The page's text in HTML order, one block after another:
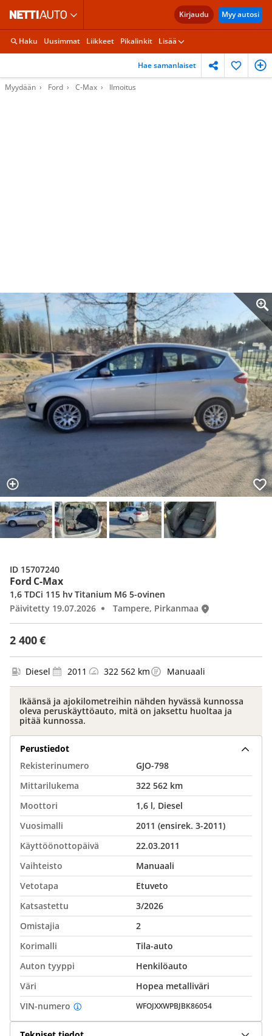
Kirjaudu Myy autosi
Haku Uusimmat Liikkeet Pikalinkit Lisää
Hae samanlaiset
Myydään Ford C-Max Ilmoitus
Ford C-Max
2 400 €
1,6 TDCi 115 hv Titanium M6 5-ovinen
Päivitetty 19.07.2026
Tampere, Pirkanmaa
ID 15707240
Diesel 2011 322 562 km Manuaali
Ikäänsä ja ajokilometreihin nähden hyvässä kunnossa
oleva peruskäyttöauto, mitä on jaksettu huoltaa ja
pitää kunnossa.
Perustiedot
Rekisterinumero
GJO-798
Mittarilukema
322 562 km
Moottori
1,6 l, Diesel
Vuosimalli
2011 (ensirek. 3-2011)
Käyttöönottopäivä
22.03.2011
Vaihteisto
Manuaali
Vetotapa
Etuveto
Katsastettu
3/2026
Omistajia
2
Korimalli
Tila-auto
Auton tyyppi
Henkilöauto
Väri
Hopea metalliväri
VIN-numero
WFOJXXWPBJBK86054